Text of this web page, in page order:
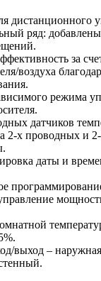
дистанционного
ряд:
за
воздуха
режима
датчиков
2-х проводных и
даты и
выход –